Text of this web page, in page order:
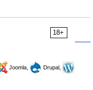
18+
Joomla,
Drupal,